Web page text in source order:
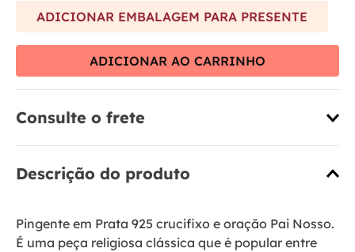
ADICIONAR EMBALAGEM PARA PRESENTE
ADICIONAR AO CARRINHO
Consulte o frete
Descrição do produto
Pingente em Prata 925 crucifixo e oração Pai Nosso.
É uma peça religiosa clássica que é popular entre